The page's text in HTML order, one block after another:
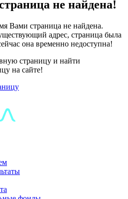
не найдена!
Вами страница не найдена.
адрес, страница была
она временно недоступна!
страницу и найти
на сайте!